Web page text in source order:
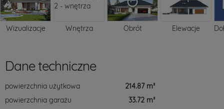
Wizualizacje Wnętrza Obrót Elewacje
Dane techniczne
powierzchnia użytkowa
214.87 m²
powierzchnia garażu
33.72 m²